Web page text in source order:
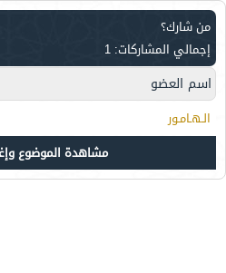
من شارك؟
إجمالي المشاركات: 1
اسم العضو
الـهـامـور
مشاهدة الموضوع